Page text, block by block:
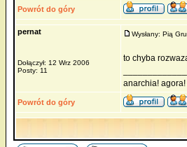
Powrót do góry
pernat
Dołączył: 12 Wrz 2006
Posty: 11
Wysłany: Pią
to chyba
anarchia!
Powrót do góry